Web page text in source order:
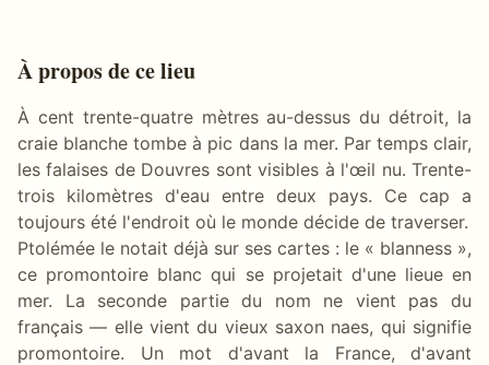
À propos de ce lieu
À cent trente-quatre mètres au-dessus du détroit, la
craie blanche tombe à pic dans la mer. Par temps clair,
les falaises de Douvres sont visibles à l'œil nu. Trente-
trois kilomètres d'eau entre deux pays. Ce cap a
toujours été l'endroit où le monde décide de traverser.
Ptolémée le notait déjà sur ses cartes : le « blanness »,
ce promontoire blanc qui se projetait d'une lieue en
mer. La seconde partie du nom ne vient pas du
français — elle vient du vieux saxon naes, qui signifie
promontoire. Un mot d'avant la France, d'avant